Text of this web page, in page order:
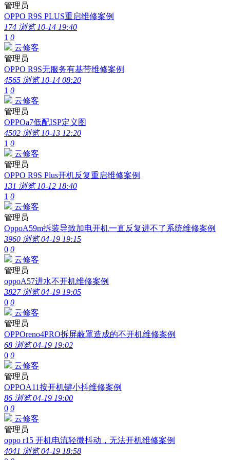
管理员
OPPO R9S PLUS重启维修案例
174 浏览 10-14 19:40
1 0
云修客
管理员
OPPO R9S无服务有基带维修案例
4565 浏览 10-14 08:20
1 0
云修客
管理员
OPPOa7低配ISP定义图
4502 浏览 10-13 12:20
1 0
云修客
管理员
OPPO R9S Plus开机反复重启维修案例
131 浏览 10-12 18:40
1 0
云修客
管理员
OppoA59m拆装导致加电开机一直反复进不了系统维修案例
3960 浏览 04-19 19:15
0 0
云修客
管理员
oppoA57进水不开机维修案例
3827 浏览 04-19 19:05
0 0
云修客
管理员
OPPOreno4PRO拆屏蔽罩造成的不开机维修案例
68 浏览 04-19 19:02
0 0
云修客
管理员
OPPOA11按开机键小抖维修案例
86 浏览 04-19 19:00
0 0
云修客
管理员
oppo r15 开机电流轻微抖动，无法开机维修案例
4041 浏览 04-19 18:58